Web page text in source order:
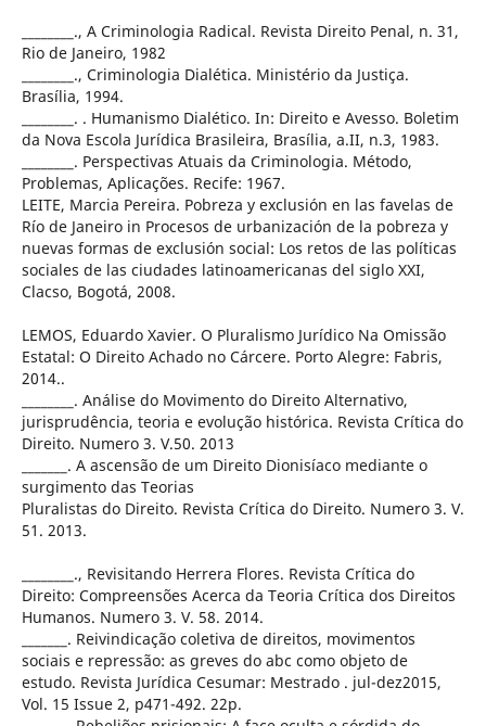
________., A Criminologia Radical. Revista Direito Penal, n. 31,
Rio de Janeiro, 1982
________., Criminologia Dialética. Ministério da Justiça.
Brasília, 1994.
________. . Humanismo Dialético. In: Direito e Avesso. Boletim
da Nova Escola Jurídica Brasileira, Brasília, a.II, n.3, 1983.
________. Perspectivas Atuais da Criminologia. Método,
Problemas, Aplicações. Recife: 1967.
LEITE, Marcia Pereira. Pobreza y exclusión en las favelas de
Río de Janeiro in Procesos de urbanización de la pobreza y
nuevas formas de exclusión social: Los retos de las políticas
sociales de las ciudades latinoamericanas del siglo XXI,
Clacso, Bogotá, 2008.
LEMOS, Eduardo Xavier. O Pluralismo Jurídico Na Omissão
Estatal: O Direito Achado no Cárcere. Porto Alegre: Fabris,
2014..
________. Análise do Movimento do Direito Alternativo,
jurisprudência, teoria e evolução histórica. Revista Crítica do
Direito. Numero 3. V.50. 2013
_______. A ascensão de um Direito Dionisíaco mediante o
surgimento das Teorias
Pluralistas do Direito. Revista Crítica do Direito. Numero 3. V.
51. 2013.
________., Revisitando Herrera Flores. Revista Crítica do
Direito: Compreensões Acerca da Teoria Crítica dos Direitos
Humanos. Numero 3. V. 58. 2014.
_______. Reivindicação coletiva de direitos, movimentos
sociais e repressão: as greves do abc como objeto de
estudo. Revista Jurídica Cesumar: Mestrado . jul-dez2015,
Vol. 15 Issue 2, p471-492. 22p.